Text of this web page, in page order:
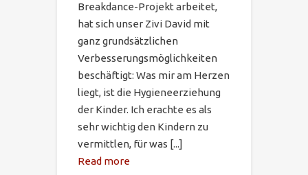
Breakdance-Projekt arbeitet,
hat sich unser Zivi David mit
ganz grundsätzlichen
Verbesserungsmöglichkeiten
beschäftigt: Was mir am Herzen
liegt, ist die Hygieneerziehung
der Kinder. Ich erachte es als
sehr wichtig den Kindern zu
vermittlen, für was [...]
Read more